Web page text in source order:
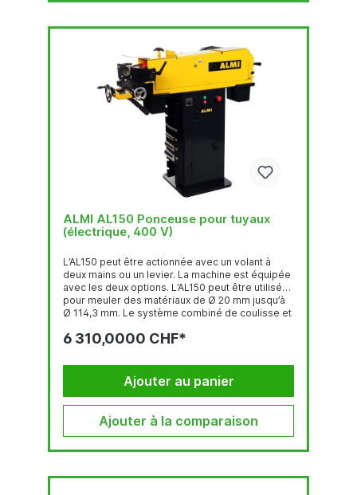
ALMI AL150 Ponceuse pour tuyaux
(électrique, 400 V)
L’AL150 peut être actionnée avec un volant à
deux mains ou un levier. La machine est équipée
avec les deux options. L’AL150 peut être utilisée
pour meuler des matériaux de Ø 20 mm jusqu’à
Ø 114,3 mm. Le système combiné de coulisse et
réglable en continu, ce qui signifie que la
tuyaux à tout angle requis compris entre 30 et
90º. L’ALMI AL150 peut...
6 310,0000 CHF*
Ajouter au panier
Ajouter à la comparaison